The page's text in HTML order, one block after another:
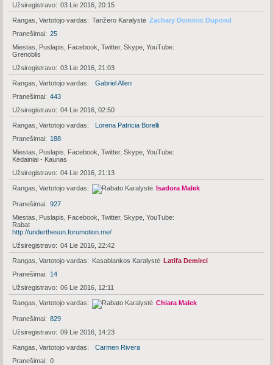
Užsiregistravo
03 Lie 2016, 20:15
Rangas, Vartotojo vardas Tanžero Karalystė Zachary Dominic Dupond
Pranešimai
25
Miestas, Puslapis, Facebook, Twitter, Skype, YouTube
Grenoblis
Užsiregistravo
03 Lie 2016, 21:03
Rangas, Vartotojo vardas
Gabriel Allen
Pranešimai
443
Užsiregistravo
04 Lie 2016, 02:50
Rangas, Vartotojo vardas
Lorena Patricia Borelli
Pranešimai
188
Miestas, Puslapis, Facebook, Twitter, Skype, YouTube
Kėdainiai - Kaunas
Užsiregistravo
04 Lie 2016, 21:13
Rangas, Vartotojo vardas Isadora Malek
Pranešimai
927
Miestas, Puslapis, Facebook, Twitter, Skype, YouTube
Rabat
http://underthesun.forumotion.me/
Užsiregistravo
04 Lie 2016, 22:42
Rangas, Vartotojo vardas Kasablankos Karalystė Latifa Demirci
Pranešimai
14
Užsiregistravo
06 Lie 2016, 12:11
Rangas, Vartotojo vardas Chiara Malek
Pranešimai
829
Užsiregistravo
09 Lie 2016, 14:23
Rangas, Vartotojo vardas
Carmen Rivera
Pranešimai
0